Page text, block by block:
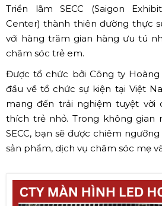
Triển lãm SECC (Saigon
Center) thành thiên đường thực
với hàng trăm gian hàng ưu tú
chăm sóc trẻ em.
Được tổ chức bởi Công ty Hoàng
đầu về tổ chức sự kiện tại Việt
mang đến trải nghiệm tuyệt vời
thích trẻ nhỏ. Trong không gian
SECC, bạn sẽ được chiêm
sản phẩm, dịch vụ chăm sóc mẹ